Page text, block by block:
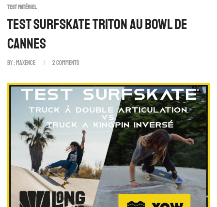
TEST MATÉRIEL
Test Surfskate Triton Au Bowl De
Cannes
By : Maxence 2Comments